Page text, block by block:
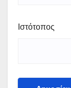
Ιστότοπος